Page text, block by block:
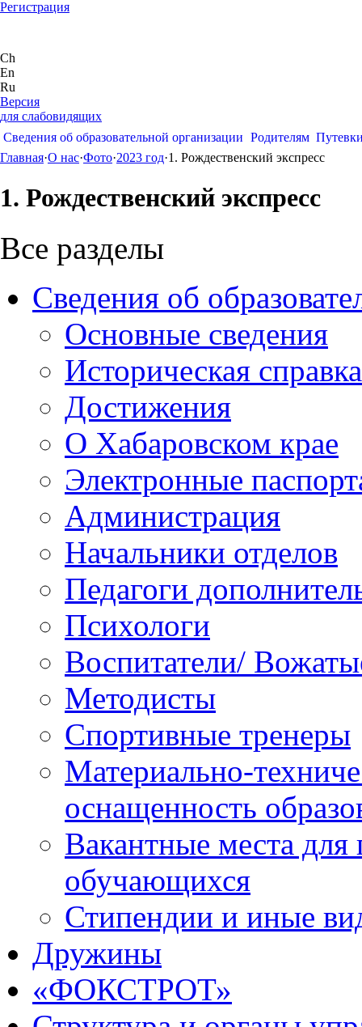
Регистрация
Ch
En
Ru
Версия
для слабовидящих
Сведения об образовательной организации Родителям
Главная·О нас·Фото·2023 год·1. Рождественский экспресс
1. Рождественский экспресс
Все разделы
Сведения об
Основные сведения
Историческая справка
Достижения
О Хабаровском крае
Электронные
Администрация
Начальники отделов
Педагоги
Психологи
Воспитатели/
Методисты
Спортивные тренеры
Материально-
оснащенность
Вакантные места для
обучающихся
Стипендии и иные
Дружины
«ФОКСТРОТ»